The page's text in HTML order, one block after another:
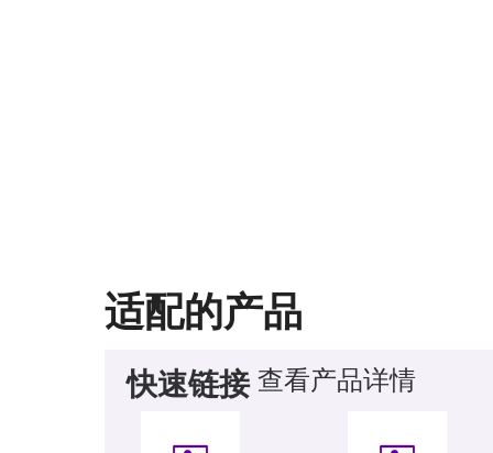
适配的产品
快速链接 查看产品详情